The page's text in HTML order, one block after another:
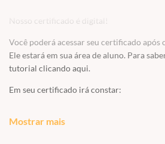
Nosso certificado é digital!
Você poderá acessar seu certificado
Ele estará em sua área de aluno. Para
tutorial clicando aqui.
Em seu certificado irá constar:
conteúdo programático;
Mostrar mais